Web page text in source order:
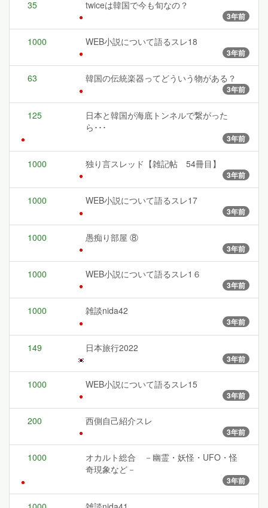
35 twiceは韓国で今も旬なの？
3年前
1000 WEB小説について語るスレ18
3年前
63 韓国の伝統楽器ってどういう物がある？
3年前
125
日本と韓国が海底トンネルで繋がった
ら･･･
3年前
1000 独り言スレッド【雑記帖 54冊目】
3年前
1000 WEB小説について語るスレ17
3年前
1000 愚痴り部屋 ⑧
3年前
1000 WEB小説について語るスレ1６
3年前
1000 雑談nida42
3年前
149 日本旅行2022
3年前
1000 WEB小説について語るスレ15
3年前
200 西側自己紹介スレ
3年前
1000
オカルト総合 －幽霊・妖怪・UFO・怪
奇現象など－
3年前